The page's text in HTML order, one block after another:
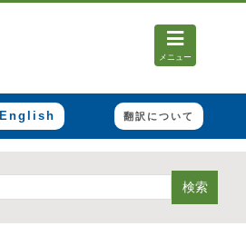
メニュー
English 翻訳について
検索